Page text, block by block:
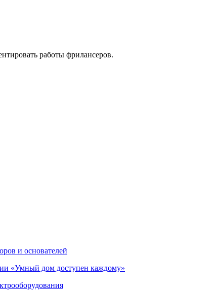
работы фрилансеров.
и основателей
«Умный дом доступен каждому»